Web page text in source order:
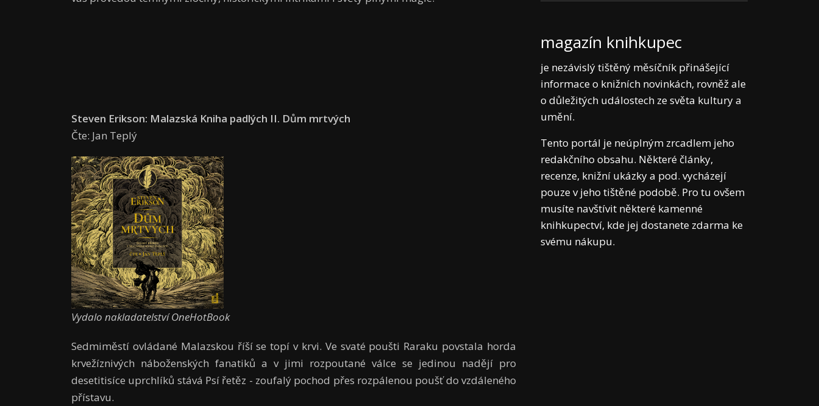
Steven Erikson: Malazská Kniha padlých II. Dům mrtvých
Čte: Jan Teplý
Vydalo nakladatelství OneHotBook
Sedmiměstí ovládané Malazskou říší se topí v krvi. Ve svaté poušti Raraku povstala horda
krvežíznivých náboženských fanatiků a v jimi rozpoutané válce se jedinou nadějí pro
desetitisíce uprchlíků stává Psí řetěz - zoufalý pochod přes rozpálenou poušť do vzdáleného
přístavu.
magazín knihkupec
je nezávislý tištěný měsíčník přinášející
informace o knižních novinkách, rovněž ale
o důležitých událostech ze světa kultury a
umění.
Tento portál je neúplným zrcadlem jeho
redakčního obsahu. Některé články,
recenze, knižní ukázky a pod. vycházejí
pouze v jeho tištěné podobě. Pro tu ovšem
musíte navštívit některé kamenné
knihkupectví, kde jej dostanete zdarma ke
svému nákupu.